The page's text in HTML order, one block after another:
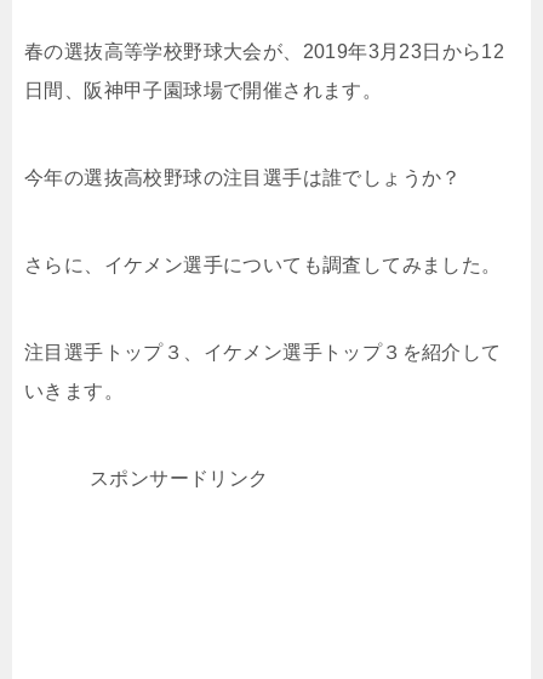
春の選抜高等学校野球大会が、2019年3月23日から12
日間、阪神甲子園球場で開催されます。
今年の選抜高校野球の注目選手は誰でしょうか？
さらに、イケメン選手についても調査してみました。
注目選手トップ３、イケメン選手トップ３を紹介して
いきます。
スポンサードリンク